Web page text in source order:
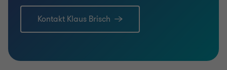
Kontakt Klaus Brisch